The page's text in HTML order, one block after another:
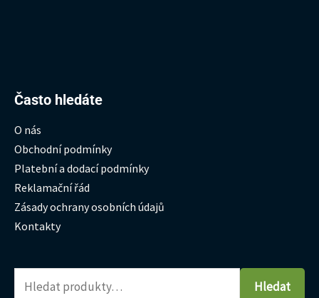
Často hledáte
O nás
Obchodní podmínky
Platební a dodací podmínky
Reklamační řád
Zásady ochrany osobních údajů
Kontakty
Hledat:
Hledat